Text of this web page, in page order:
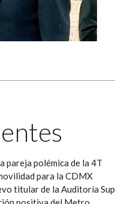
pareja polémica de la 4T
para la CDMX
titular de la Auditoría